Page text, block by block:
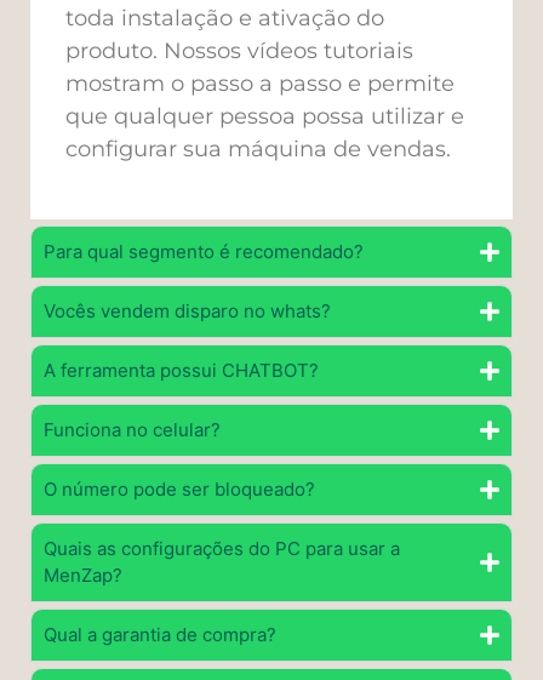
toda instalação e ativação do
produto. Nossos vídeos tutoriais
mostram o passo a passo e permite
que qualquer pessoa possa utilizar e
configurar sua máquina de vendas.
Para qual segmento é recomendado?
Vocês vendem disparo no whats?
A ferramenta possui CHATBOT?
Funciona no celular?
O número pode ser bloqueado?
Quais as configurações do PC para usar a
MenZap?
Qual a garantia de compra?